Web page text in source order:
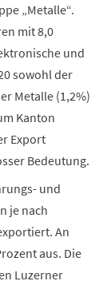
„Metalle“.
mit 8,0
und
sowohl der
Metalle (1,2%)
Kanton
Export
Bedeutung.
und
je nach
An
aus. Die
Luzerner